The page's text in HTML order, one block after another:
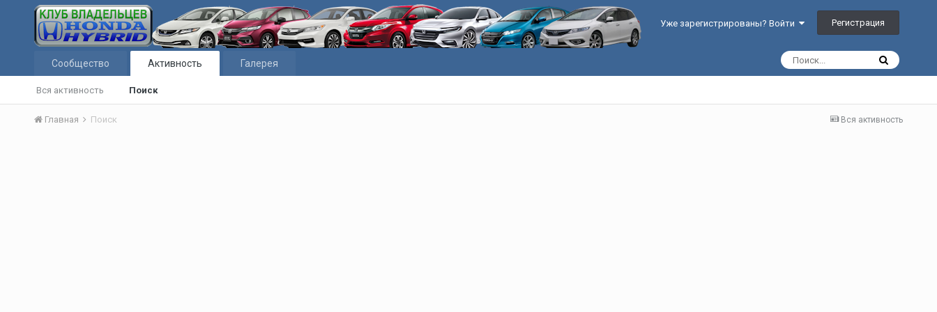
Уже зарегистрированы? Войти Регистрация
Сообщество Активность
Вся активность Поиск
Галерея
Вся активность
Главная Поиск